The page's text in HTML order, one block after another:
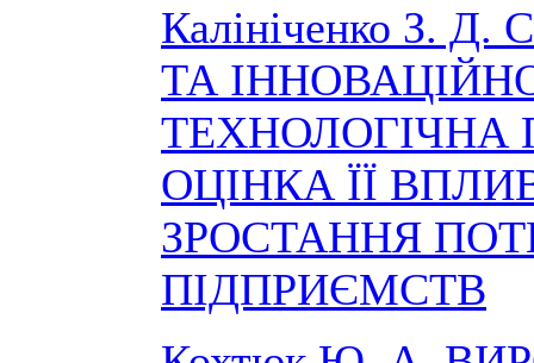
Калініченко З.
ТА
ТЕХНОЛОГІЧНА
ОЦІНКА ЇЇ
ЗРОСТАННЯ
ПІДПРИЄМСТВ